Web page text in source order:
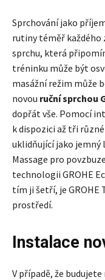
Sprchování jako
rutiny téměř každého
sprchu, která
tréninku může být
masážní režim může
novou ruční sprchou
dopřát vše. Pomocí
k dispozici až tři
uklidňující jako jemný
Massage pro
technologii GROHE
tím ji šetří, je GROHE
prostředí.
Instalace
V případě, že